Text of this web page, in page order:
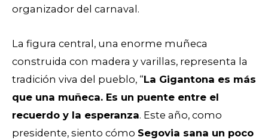
organizador del carnaval.
La figura central, una enorme muñeca
construida con madera y varillas, representa la
tradición viva del pueblo, “La Gigantona es más
que una muñeca. Es un puente entre el
recuerdo y la esperanza. Este año, como
presidente, siento cómo Segovia sana un poco